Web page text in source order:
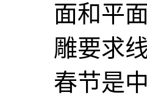
面和平
雕要求
春节是